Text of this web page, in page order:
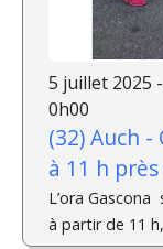
5 juillet 2025
0h00
(32) Auch
à 11 h
L’ora
à partir de 11